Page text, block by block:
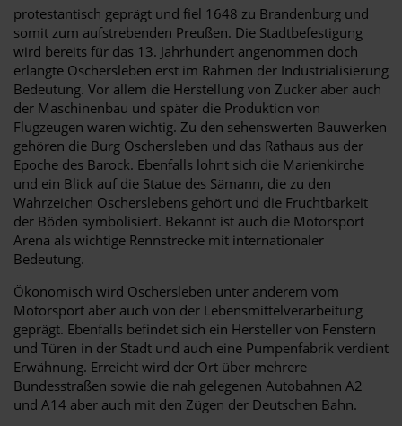
protestantisch geprägt und fiel 1648 zu Brandenburg und
somit zum aufstrebenden Preußen. Die Stadtbefestigung
wird bereits für das 13. Jahrhundert angenommen doch
erlangte Oschersleben erst im Rahmen der Industrialisierung
Bedeutung. Vor allem die Herstellung von Zucker aber auch
der Maschinenbau und später die Produktion von
Flugzeugen waren wichtig. Zu den sehenswerten Bauwerken
gehören die Burg Oschersleben und das Rathaus aus der
Epoche des Barock. Ebenfalls lohnt sich die Marienkirche
und ein Blick auf die Statue des Sämann, die zu den
Wahrzeichen Oscherslebens gehört und die Fruchtbarkeit
der Böden symbolisiert. Bekannt ist auch die Motorsport
Arena als wichtige Rennstrecke mit internationaler
Bedeutung.
Ökonomisch wird Oschersleben unter anderem vom
Motorsport aber auch von der Lebensmittelverarbeitung
geprägt. Ebenfalls befindet sich ein Hersteller von Fenstern
und Türen in der Stadt und auch eine Pumpenfabrik verdient
Erwähnung. Erreicht wird der Ort über mehrere
Bundesstraßen sowie die nah gelegenen Autobahnen A2
und A14 aber auch mit den Zügen der Deutschen Bahn.